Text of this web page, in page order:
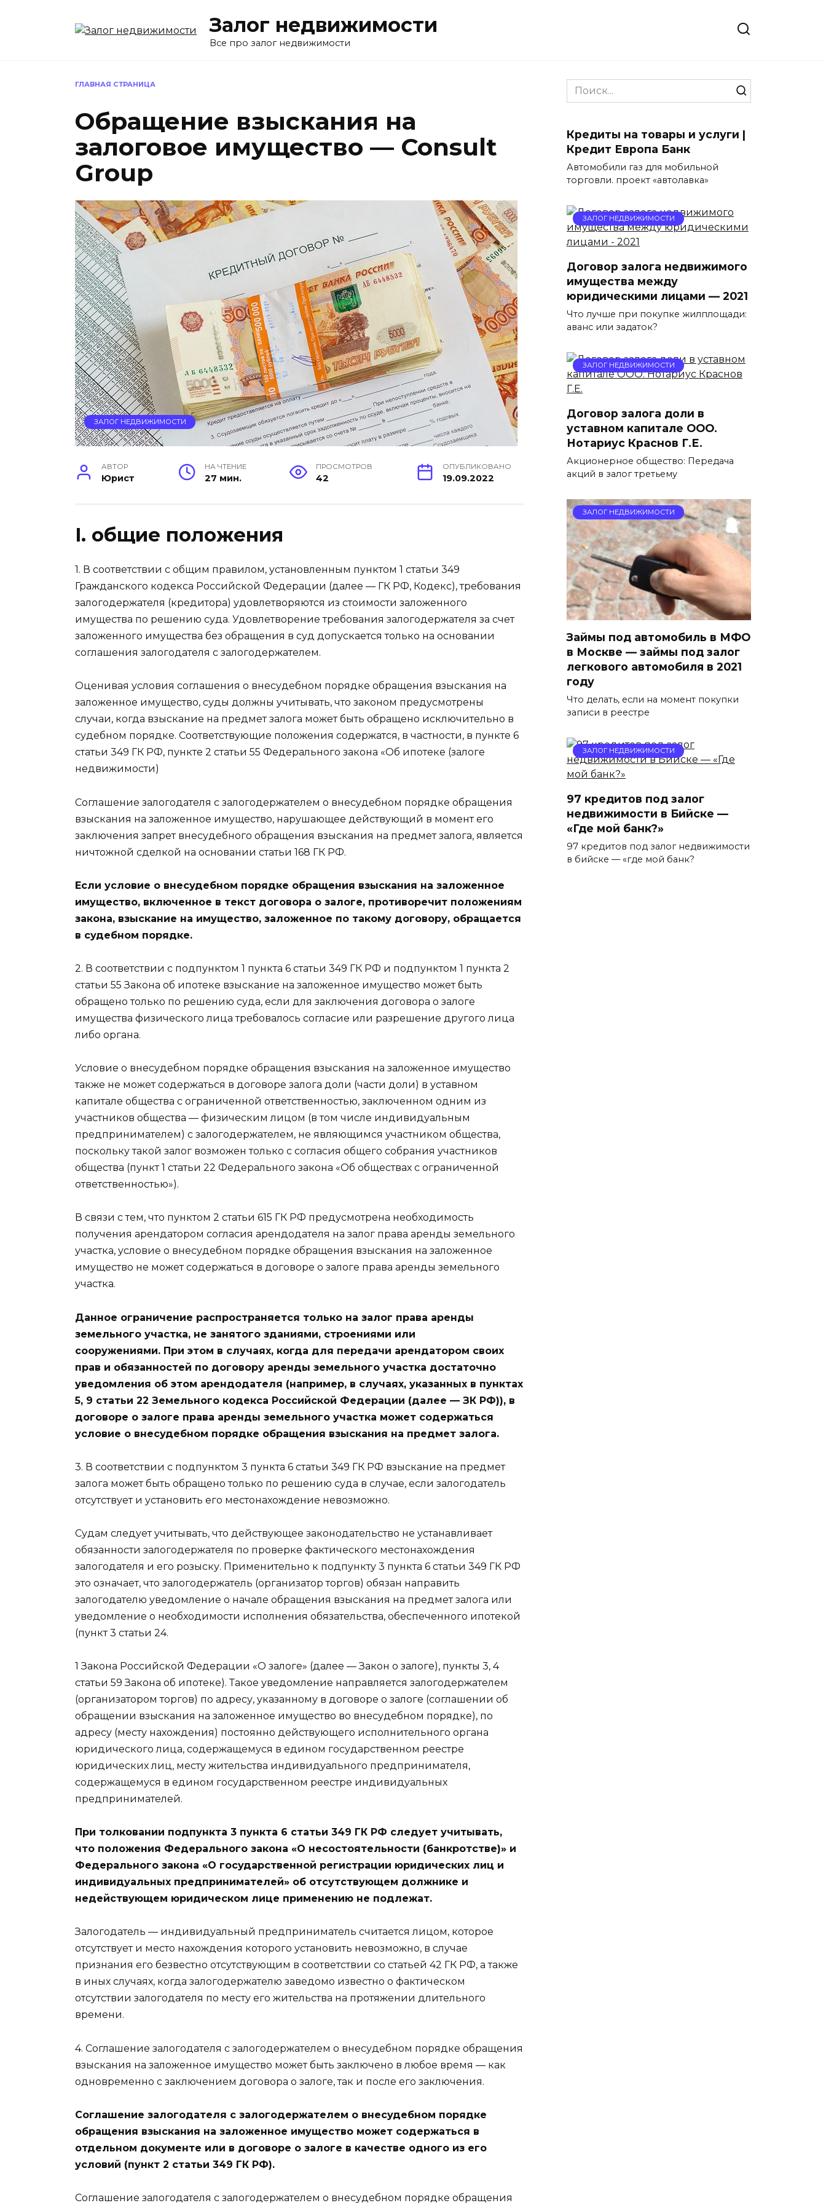
Залог недвижимости
Все про залог недвижимости
ГЛАВНАЯ СТРАНИЦА
Обращение взыскания на
залоговое имущество — Consult
Group
ЗАЛОГ НЕДВИЖИМОСТИ
АВТОР
Юрист
НА ЧТЕНИЕ
27 мин.
ПРОСМОТРОВ
42
ОПУБЛИКОВАНО
19.09.2022
I. общие положения
1. В соответствии с общим правилом, установленным пунктом 1 статьи 349
Гражданского кодекса Российской Федерации (далее — ГК РФ, Кодекс), требования
залогодержателя (кредитора) удовлетворяются из стоимости заложенного
имущества по решению суда. Удовлетворение требования залогодержателя за счет
заложенного имущества без обращения в суд допускается только на основании
соглашения залогодателя с залогодержателем.
Оценивая условия соглашения о внесудебном порядке обращения взыскания на
заложенное имущество, суды должны учитывать, что законом предусмотрены
случаи, когда взыскание на предмет залога может быть обращено исключительно в
судебном порядке. Соответствующие положения содержатся, в частности, в пункте 6
статьи 349 ГК РФ, пункте 2 статьи 55 Федерального закона «Об ипотеке (залоге
недвижимости)
Соглашение залогодателя с залогодержателем о внесудебном порядке обращения
взыскания на заложенное имущество, нарушающее действующий в момент его
заключения запрет внесудебного обращения взыскания на предмет залога, является
ничтожной сделкой на основании статьи 168 ГК РФ.
Если условие о внесудебном порядке обращения взыскания на заложенное
имущество, включенное в текст договора о залоге, противоречит положениям
закона, взыскание на имущество, заложенное по такому договору, обращается
в судебном порядке.
2. В соответствии с подпунктом 1 пункта 6 статьи 349 ГК РФ и подпунктом 1 пункта 2
статьи 55 Закона об ипотеке взыскание на заложенное имущество может быть
обращено только по решению суда, если для заключения договора о залоге
имущества физического лица требовалось согласие или разрешение другого лица
либо органа.
Условие о внесудебном порядке обращения взыскания на заложенное имущество
также не может содержаться в договоре залога доли (части доли) в уставном
капитале общества с ограниченной ответственностью, заключенном одним из
участников общества — физическим лицом (в том числе индивидуальным
предпринимателем) с залогодержателем, не являющимся участником общества,
поскольку такой залог возможен только с согласия общего собрания участников
общества (пункт 1 статьи 22 Федерального закона «Об обществах с ограниченной
ответственностью»).
В связи с тем, что пунктом 2 статьи 615 ГК РФ предусмотрена необходимость
получения арендатором согласия арендодателя на залог права аренды земельного
участка, условие о внесудебном порядке обращения взыскания на заложенное
имущество не может содержаться в договоре о залоге права аренды земельного
участка.
Данное ограничение распространяется только на залог права аренды
земельного участка, не занятого зданиями, строениями или
сооружениями. При этом в случаях, когда для передачи арендатором своих
прав и обязанностей по договору аренды земельного участка достаточно
уведомления об этом арендодателя (например, в случаях, указанных в пунктах
5, 9 статьи 22 Земельного кодекса Российской Федерации (далее — ЗК РФ)), в
договоре о залоге права аренды земельного участка может содержаться
условие о внесудебном порядке обращения взыскания на предмет залога.
3. В соответствии с подпунктом 3 пункта 6 статьи 349 ГК РФ взыскание на предмет
залога может быть обращено только по решению суда в случае, если залогодатель
отсутствует и установить его местонахождение невозможно.
Судам следует учитывать, что действующее законодательство не устанавливает
обязанности залогодержателя по проверке фактического местонахождения
залогодателя и его розыску. Применительно к подпункту 3 пункта 6 статьи 349 ГК РФ
это означает, что залогодержатель (организатор торгов) обязан направить
залогодателю уведомление о начале обращения взыскания на предмет залога или
уведомление о необходимости исполнения обязательства, обеспеченного ипотекой
(пункт 3 статьи 24.
1 Закона Российской Федерации «О залоге» (далее — Закон о залоге), пункты 3, 4
статьи 59 Закона об ипотеке). Такое уведомление направляется залогодержателем
(организатором торгов) по адресу, указанному в договоре о залоге (соглашении об
обращении взыскания на заложенное имущество во внесудебном порядке), по
адресу (месту нахождения) постоянно действующего исполнительного органа
юридического лица, содержащемуся в едином государственном реестре
юридических лиц, месту жительства индивидуального предпринимателя,
содержащемуся в едином государственном реестре индивидуальных
предпринимателей.
При толковании подпункта 3 пункта 6 статьи 349 ГК РФ следует учитывать,
что положения Федерального закона «О несостоятельности (банкротстве)» и
Федерального закона «О государственной регистрации юридических лиц и
индивидуальных предпринимателей» об отсутствующем должнике и
недействующем юридическом лице применению не подлежат.
Залогодатель — индивидуальный предприниматель считается лицом, которое
отсутствует и место нахождения которого установить невозможно, в случае
признания его безвестно отсутствующим в соответствии со статьей 42 ГК РФ, а также
в иных случаях, когда залогодержателю заведомо известно о фактическом
отсутствии залогодателя по месту его жительства на протяжении длительного
времени.
4. Соглашение залогодателя с залогодержателем о внесудебном порядке обращения
взыскания на заложенное имущество может быть заключено в любое время — как
одновременно с заключением договора о залоге, так и после его заключения.
Соглашение залогодателя с залогодержателем о внесудебном порядке
обращения взыскания на заложенное имущество может содержаться в
отдельном документе или в договоре о залоге в качестве одного из его
условий (пункт 2 статьи 349 ГК РФ).
Соглашение залогодателя с залогодержателем о внесудебном порядке обращения
Search
for:
Кредиты на товары и услуги |
Кредит Европа Банк
Автомобили газ для мобильной
торговли. проект «автолавка»
ЗАЛОГ НЕДВИЖИМОСТИ
Договор залога недвижимого
имущества между
юридическими лицами — 2021
Что лучше при покупке жилплощади:
аванс или задаток?
ЗАЛОГ НЕДВИЖИМОСТИ
Договор залога доли в
уставном капитале ООО.
Нотариус Краснов Г.Е.
Акционерное общество: Передача
акций в залог третьему
ЗАЛОГ НЕДВИЖИМОСТИ
Займы под автомобиль в МФО
в Москве — займы под залог
легкового автомобиля в 2021
году
Что делать, если на момент покупки
записи в реестре
ЗАЛОГ НЕДВИЖИМОСТИ
97 кредитов под залог
недвижимости в Бийске —
«Где мой банк?»
97 кредитов под залог недвижимости
в бийске — «где мой банк?